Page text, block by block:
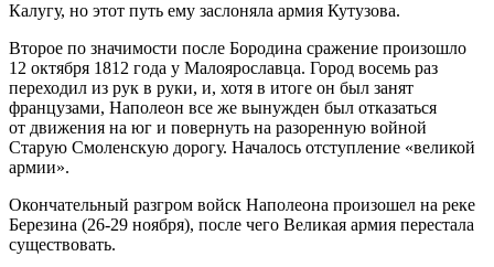
Калугу, но этот путь ему заслоняла армия Кутузова.
Второе по значимости после Бородина сражение произошло
12 октября 1812 года у Малоярославца. Город восемь раз
переходил из рук в руки, и, хотя в итоге он был занят
французами, Наполеон все же вынужден был отказаться
от движения на юг и повернуть на разоренную войной
Старую Смоленскую дорогу. Началось отступление «великой
армии».
Окончательный разгром войск Наполеона произошел на реке
Березина (26-29 ноября), после чего Великая армия перестала
существовать.